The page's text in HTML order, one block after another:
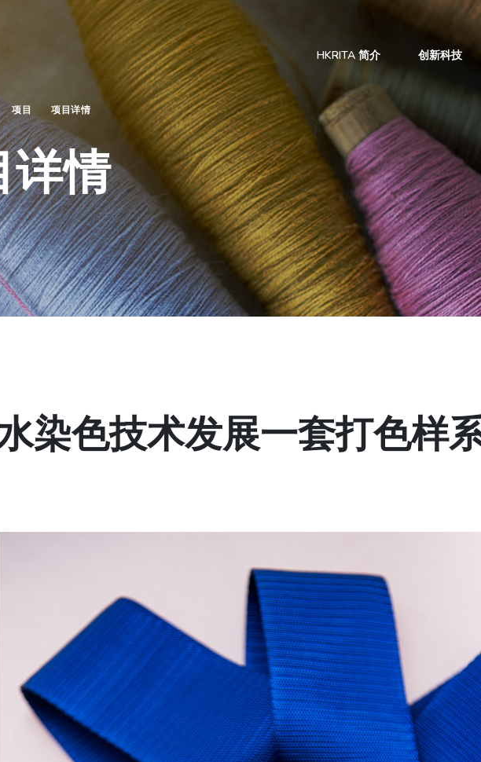
HKRITA 简介 创新科技
项目 项目详情
详情
染色技术发展一套打色样